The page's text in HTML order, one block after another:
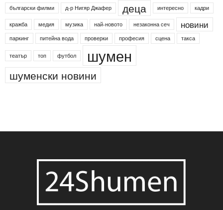
български филми
д-р Нигяр Джафер деца интересно кадри
кражба медия музика най-новото незаконна сеч новини
паркинг питейна вода проверки професия сцена такса
театър топ футбол шумен
шуменски новини